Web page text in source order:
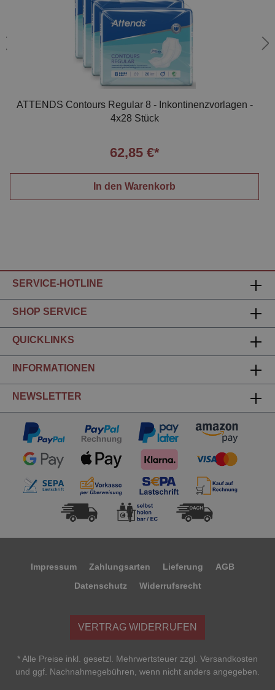
ATTENDS Contours Regular 8 - Inkontinenzvorlagen -
4x28 Stück
62,85 €*
In den Warenkorb
SERVICE-HOTLINE
SHOP SERVICE
QUICKLINKS
INFORMATIONEN
NEWSLETTER
Impressum Zahlungsarten Lieferung
AGB
Datenschutz
Widerrufsrecht
VERTRAG WIDERRUFEN
* Alle Preise inkl. gesetzl. Mehrwertsteuer zzgl. Versandkosten
und ggf. Nachnahmegebühren, wenn nicht anders angegeben.